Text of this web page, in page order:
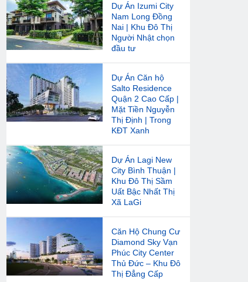
Dự Án Izumi City
Nam Long Đồng
Nai | Khu Đô Thị
Người Nhật chọn
đầu tư
Dự Án Căn hộ
Salto Residence
Quận 2 Cao Cấp |
Mặt Tiền Nguyễn
Thị Định | Trong
KĐT Xanh
Dự Án Lagi New
City Bình Thuận |
Khu Đô Thị Sầm
Uất Bậc Nhất Thị
Xã LaGi
Căn Hộ Chung Cư
Diamond Sky Vạn
Phúc City Center
Thủ Đức – Khu Đô
Thị Đẳng Cấp